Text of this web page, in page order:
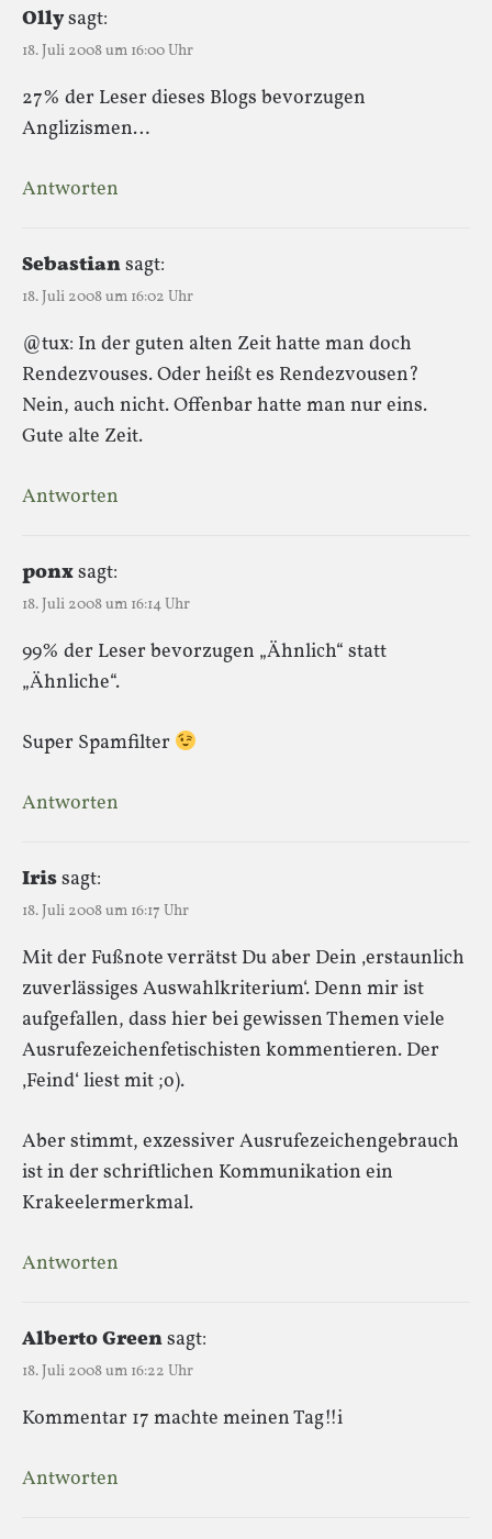
Ollysagt:
18. Juli 2008 um 16:00 Uhr
27% der Leser dieses Blogs bevorzugen
Anglizismen…
Antworten
Sebastiansagt:
18. Juli 2008 um 16:02 Uhr
@tux: In der guten alten Zeit hatte man doch
Rendezvouses. Oder heißt es Rendezvousen?
Nein, auch nicht. Offenbar hatte man nur eins.
Gute alte Zeit.
Antworten
ponxsagt:
18. Juli 2008 um 16:14 Uhr
99% der Leser bevorzugen „Ähnlich“ statt
„Ähnliche“.
Super Spamfilter
Antworten
Irissagt:
18. Juli 2008 um 16:17 Uhr
Mit der Fußnote verrätst Du aber Dein ‚erstaunlich
zuverlässiges Auswahlkriterium‘. Denn mir ist
aufgefallen, dass hier bei gewissen Themen viele
Ausrufezeichenfetischisten kommentieren. Der
‚Feind‘ liest mit ;o).
Aber stimmt, exzessiver Ausrufezeichengebrauch
ist in der schriftlichen Kommunikation ein
Krakeelermerkmal.
Antworten
Alberto Greensagt:
18. Juli 2008 um 16:22 Uhr
Kommentar 17 machte meinen Tag!!i
Antworten